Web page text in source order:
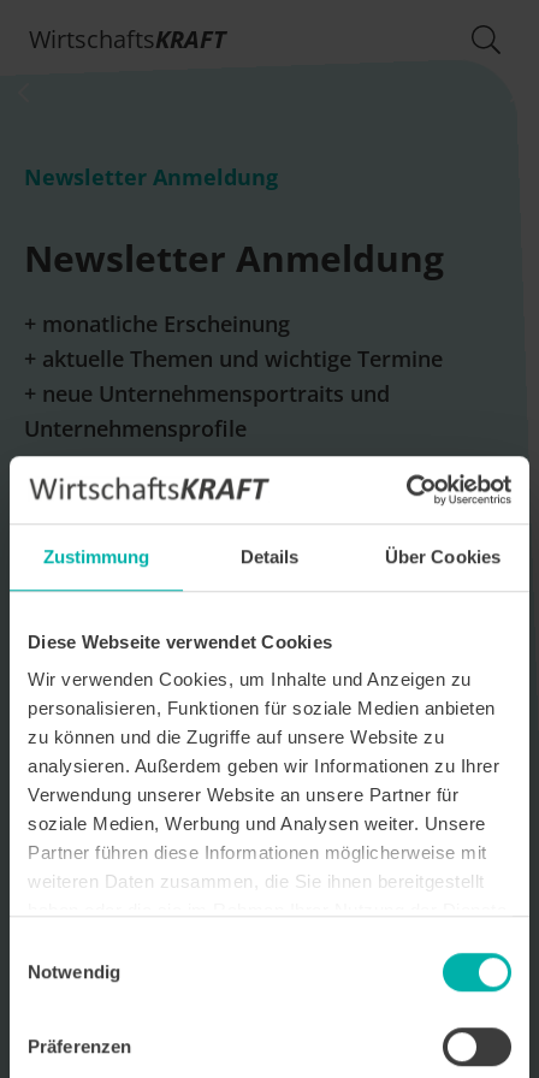
Zustimmung Details Über Cookies
Diese Webseite verwendet Cookies
Wir verwenden Cookies, um Inhalte und Anzeigen zu
personalisieren, Funktionen für soziale Medien anbieten
zu können und die Zugriffe auf unsere Website zu
analysieren. Außerdem geben wir Informationen zu Ihrer
Verwendung unserer Website an unsere Partner für
soziale Medien, Werbung und Analysen weiter. Unsere
Partner führen diese Informationen möglicherweise mit
weiteren Daten zusammen, die Sie ihnen bereitgestellt
Notwendig
Präferenzen
WirtschaftsKRAFT
Newsletter Anmeldung
Newsletter Anmeldung
+ monatliche Erscheinung
+ aktuelle Themen und wichtige Termine
+ neue Unternehmensportraits und
Unternehmensprofile
E-Mail *
WirtschaftsKRAFT der INFO - Das Magazin Pforzheim GmbH
erhalte. Um die Inhalte des Newsletters besser auf meine
persönlichen Interessen auszurichten, stimme ich außerdem zu,
hierfür mein personenbezogenes Nutzungsverhalten des
Newsletters zu erfassen und auszuwerten. Der Newsletter enthält
begleitende Werbeinformationen zu Produkten und
Dienstleistungen lokal ansässiger Werbekunden. Ich kann meine
Einwilligung jederzeit kostenfrei für die Zukunft durch den in jedem
Newsletter enthaltenen Abmeldelink oder per E-Mail an info@info-
pforzheim.de widerrufen. Meine E-Mail-Adresse wird ausschließlich
zur Zustellung des Newsletters genutzt. Detaillierte Informationen
zum Umgang mit Ihren Daten und der von uns eingesetzten
Newsletter-Software Cleverreach finden Sie in unserer
Datenschutzerklärung.